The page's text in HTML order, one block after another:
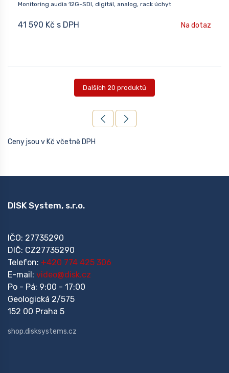
Monitoring audia 12G-SDI, digitál, analog, rack úchyt
41 590 Kč s DPH Na dotaz
Dalších 20 produktů
Ceny jsou v Kč včetně DPH
DISK System, s.r.o.
IČO: 27735290
DIČ: CZ27735290
Telefon: +420 774 425 306
E-mail: video@disk.cz
Po - Pá: 9:00 - 17:00
Geologická 2/575
152 00 Praha 5
shop.disksystems.cz